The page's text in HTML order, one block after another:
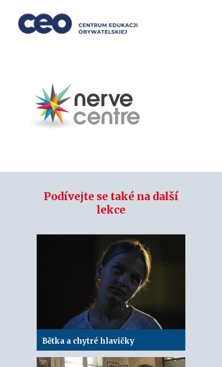
Podívejte se také na další
lekce
Bětka a chytré hlavičky